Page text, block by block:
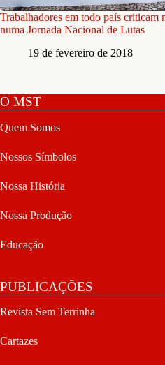
Trabalhadores em todo país criticam
numa Jornada Nacional de Lutas
19 de fevereiro de 2018
O MST
Quem Somos
Nossos Símbolos
Nossa História
Nossa Produção
Educação
PUBLICAÇÕES
Revista Sem Terrinha
Cartazes